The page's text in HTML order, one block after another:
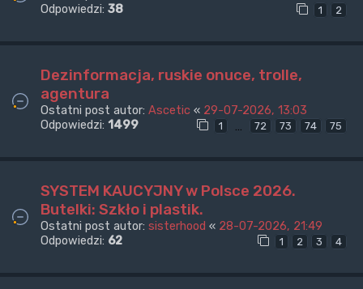
Odpowiedzi: 38 1 2
Dezinformacja, ruskie onuce, trolle,
agentura
Ostatni post autor: Ascetic « 29-07-2026, 13:03
Odpowiedzi: 1499 1 72 73 74 75
SYSTEM KAUCYJNY w Polsce 2026.
Butelki: Szkło i plastik.
Ostatni post autor: sisterhood « 28-07-2026, 21:49
Odpowiedzi: 62 1 2 3 4